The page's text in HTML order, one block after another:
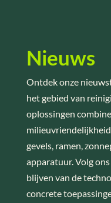
Nieuws
Ontdek onze
het gebied van
oplossingen
gevels, ramen,
apparatuur. Volg
blijven van de
concrete